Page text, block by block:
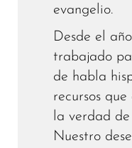
evangelio.
Desde el
trabajado
de habla
recursos
la verdad de
Nuestro